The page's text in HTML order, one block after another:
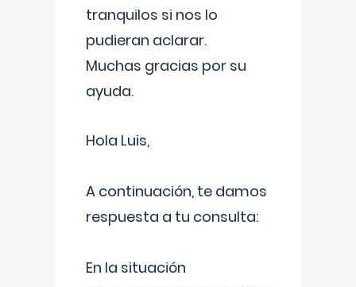
tranquilos si nos lo
pudieran aclarar.
Muchas gracias por su
ayuda.
Hola Luis,
A continuación, te damos
respuesta a tu consulta:
En la situación